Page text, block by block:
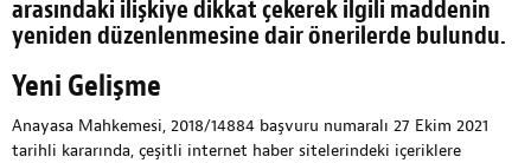
arasındaki ilişkiye dikkat çekerek ilgili maddenin
yeniden düzenlenmesine dair önerilerde bulundu.
Yeni Gelişme
Anayasa Mahkemesi, 2018/14884 başvuru numaralı 27 Ekim 2021
tarihli kararında, çeşitli internet haber sitelerindeki içeriklere